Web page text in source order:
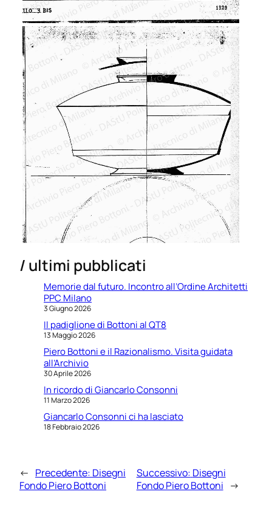
/ ultimi pubblicati
Memorie dal futuro. Incontro all’Ordine Architetti
PPC Milano
3 Giugno 2026
Il padiglione di Bottoni al QT8
13 Maggio 2026
Piero Bottoni e il Razionalismo. Visita guidata
all’Archivio
30 Aprile 2026
In ricordo di Giancarlo Consonni
11 Marzo 2026
Giancarlo Consonni ci ha lasciato
18 Febbraio 2026
← Precedente: Disegni
Fondo Piero Bottoni
Successivo: Disegni
Fondo Piero Bottoni →